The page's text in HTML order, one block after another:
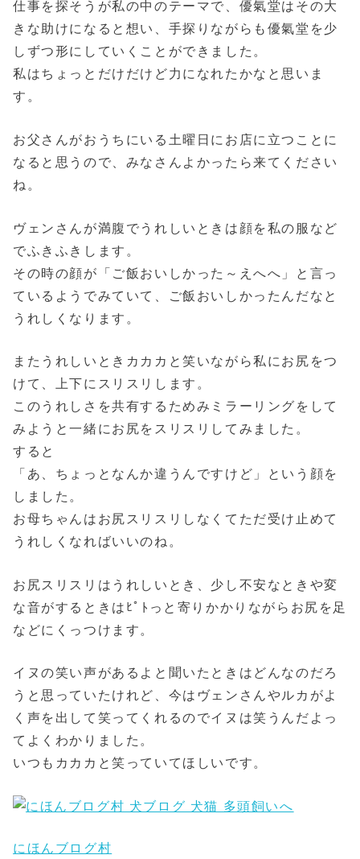
仕事を探そうが私の中のテーマで、優氣堂はその大
きな助けになると想い、手探りながらも優氣堂を少
しずつ形にしていくことができました。
私はちょっとだけだけど力になれたかなと思いま
す。
お父さんがおうちにいる土曜日にお店に立つことに
なると思うので、みなさんよかったら来てください
ね。
ヴェンさんが満腹でうれしいときは顔を私の服など
でふきふきします。
その時の顔が「ご飯おいしかった～えへへ」と言っ
ているようでみていて、ご飯おいしかったんだなと
うれしくなります。
またうれしいときカカカと笑いながら私にお尻をつ
けて、上下にスリスリします。
このうれしさを共有するためみミラーリングをして
みようと一緒にお尻をスリスリしてみました。
すると
「あ、ちょっとなんか違うんですけど」という顔を
しました。
お母ちゃんはお尻スリスリしなくてただ受け止めて
うれしくなればいいのね。
お尻スリスリはうれしいとき、少し不安なときや変
な音がするときはﾋﾟﾄっと寄りかかりながらお尻を足
などにくっつけます。
イヌの笑い声があるよと聞いたときはどんなのだろ
うと思っていたけれど、今はヴェンさんやルカがよ
く声を出して笑ってくれるのでイヌは笑うんだよっ
てよくわかりました。
いつもカカカと笑っていてほしいです。
にほんブログ村